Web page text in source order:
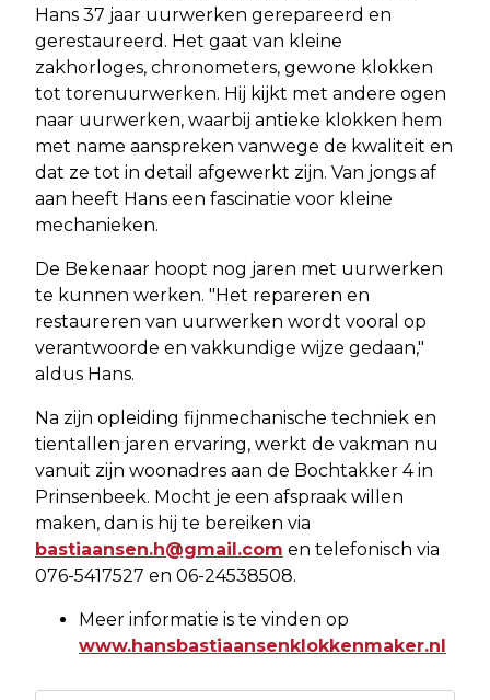
Hans 37 jaar uurwerken gerepareerd en
gerestaureerd. Het gaat van kleine
zakhorloges, chronometers, gewone klokken
tot torenuurwerken. Hij kijkt met andere ogen
naar uurwerken, waarbij antieke klokken hem
met name aanspreken vanwege de kwaliteit en
dat ze tot in detail afgewerkt zijn. Van jongs af
aan heeft Hans een fascinatie voor kleine
mechanieken.
De Bekenaar hoopt nog jaren met uurwerken
te kunnen werken. "Het repareren en
restaureren van uurwerken wordt vooral op
verantwoorde en vakkundige wijze gedaan,"
aldus Hans.
Na zijn opleiding fijnmechanische techniek en
tientallen jaren ervaring, werkt de vakman nu
vanuit zijn woonadres aan de Bochtakker 4 in
Prinsenbeek. Mocht je een afspraak willen
maken, dan is hij te bereiken via
bastiaansen.h@gmail.com en telefonisch via
076-5417527 en 06-24538508.
Meer informatie is te vinden op
www.hansbastiaansenklokkenmaker.nl